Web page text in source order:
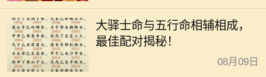
大驿士命与五行命相辅相成，
最佳配对揭秘！
08月09日